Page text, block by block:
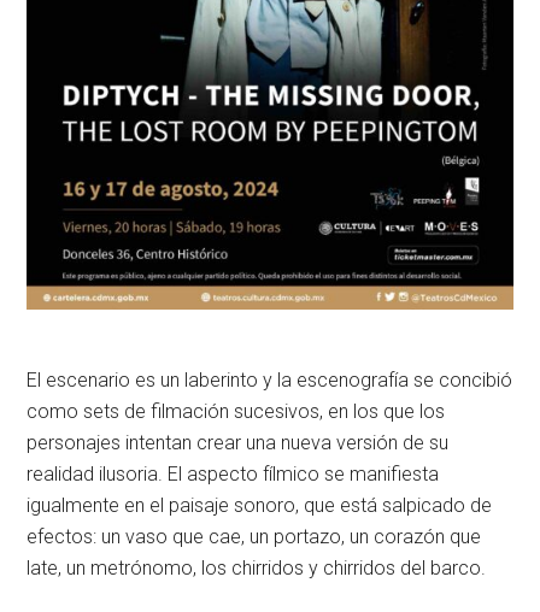
El escenario es un laberinto y la escenografía se concibió
como sets de filmación sucesivos, en los que los
personajes intentan crear una nueva versión de su
realidad ilusoria. El aspecto fílmico se manifiesta
igualmente en el paisaje sonoro, que está salpicado de
efectos: un vaso que cae, un portazo, un corazón que
late, un metrónomo, los chirridos y chirridos del barco.